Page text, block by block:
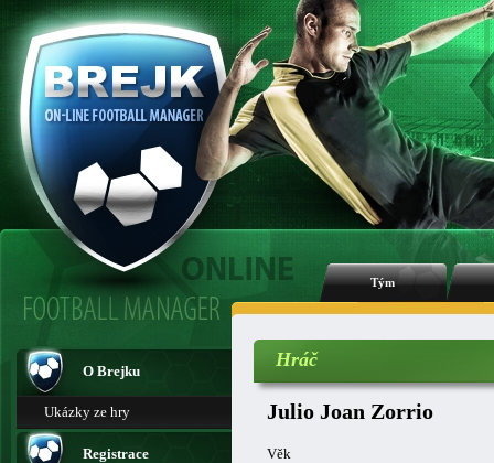
Tým
O Brejku
Ukázky ze hry
Registrace
Hráč
Julio Joan Zorrio
Věk